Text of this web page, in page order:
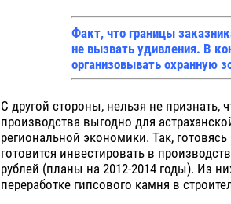
Факт, что границы
не вызвать удивления. В
организовывать охранную
С другой стороны, нельзя не
производства выгодно для
региональной экономики. Так,
готовится инвестировать в
рублей (планы на 2012-2014 годы). Из
переработке гипсового камня в